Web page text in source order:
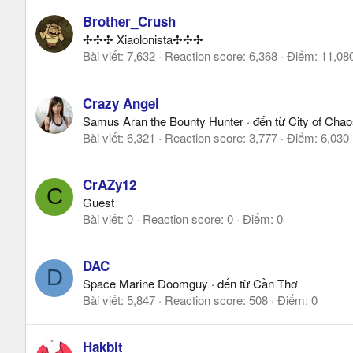
Brother_Crush
✣✣✣ Xiaolonista✣✣✣
Bài viết 7,632 Reaction score 6,368 Điểm
Crazy Angel
Samus Aran the Bounty Hunter · đến từCity of
Bài viết 6,321 Reaction score 3,777 Điểm 6,030
C CrAZy12
Guest
Bài viết 0 Reaction score 0 Điểm 0
D DAC
Space Marine Doomguy · đến từCần Thơ
Bài viết 5,847 Reaction score 508 Điểm 0
Hakbit